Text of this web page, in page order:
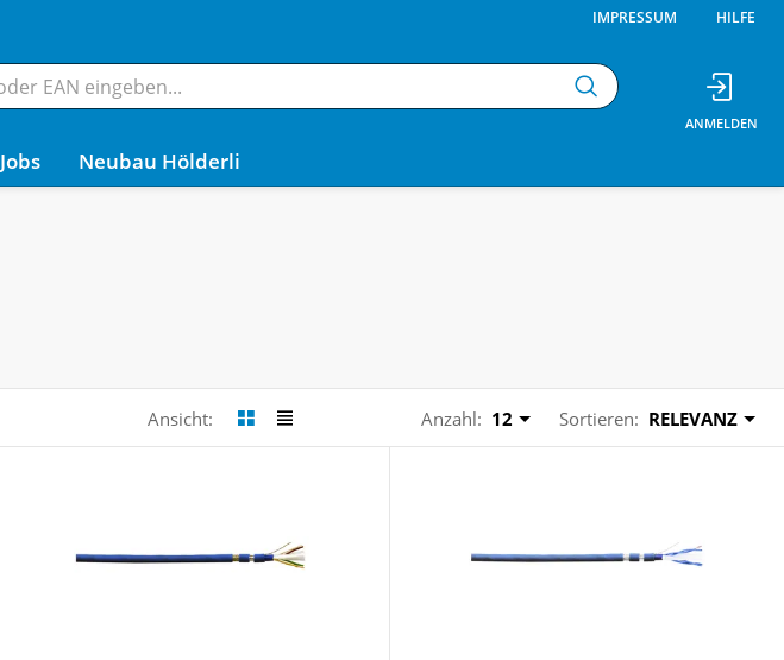
IMPRESSUM HILFE
Jobs Neubau Hölderli
Ansicht: Anzahl: 12 Sortieren: RELEVANZ